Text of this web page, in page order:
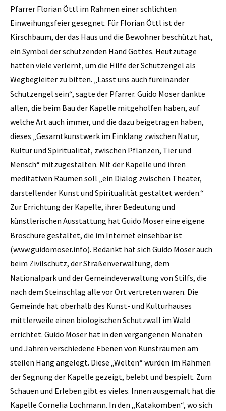
Pfarrer Florian Öttl im Rahmen einer schlichten
Einweihungsfeier gesegnet. Für Florian Öttl ist der
Kirschbaum, der das Haus und die Bewohner beschützt hat,
ein Symbol der schützenden Hand Gottes. Heutzutage
hätten viele verlernt, um die Hilfe der Schutzengel als
Wegbegleiter zu bitten. „Lasst uns auch füreinander
Schutzengel sein“, sagte der Pfarrer. Guido Moser dankte
allen, die beim Bau der Kapelle mitgeholfen haben, auf
welche Art auch immer, und die dazu beigetragen haben,
dieses „Gesamtkunstwerk im Einklang zwischen Natur,
Kultur und Spiritualität, zwischen Pflanzen, Tier und
Mensch“ mitzugestalten. Mit der Kapelle und ihren
meditativen Räumen soll „ein Dialog zwischen Theater,
darstellender Kunst und Spiritualität gestaltet werden.“
Zur Errichtung der Kapelle, ihrer Bedeutung und
künstlerischen Ausstattung hat Guido Moser eine eigene
Broschüre gestaltet, die im Internet einsehbar ist
(www.guidomoser.info). Bedankt hat sich Guido Moser auch
beim Zivilschutz, der Straßenverwaltung, dem
Nationalpark und der Gemeindeverwaltung von Stilfs, die
nach dem Steinschlag alle vor Ort vertreten waren. Die
Gemeinde hat oberhalb des Kunst- und Kulturhauses
mittlerweile einen biologischen Schutzwall im Wald
errichtet. Guido Moser hat in den vergangenen Monaten
und Jahren verschiedene Ebenen von Kunsträumen am
steilen Hang angelegt. Diese „Welten“ wurden im Rahmen
der Segnung der Kapelle gezeigt, belebt und bespielt. Zum
Schauen und Erleben gibt es vieles. Innen ausgemalt hat die
Kapelle Cornelia Lochmann. In den „Katakomben“, wo sich